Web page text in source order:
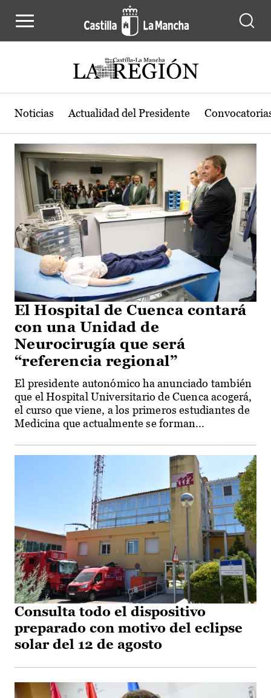
Actualidad de la región de Castilla-
Noticias Actualidad del Presidente
El Hospital de Cuenca contará
con una Unidad de
Neurocirugía que será
“referencia regional”
El presidente autonómico ha anunciado también
que el Hospital Universitario de Cuenca acogerá,
el curso que viene, a los primeros estudiantes de
Medicina que actualmente se forman...
Consulta todo el dispositivo
preparado con motivo del eclipse
solar del 12 de agosto